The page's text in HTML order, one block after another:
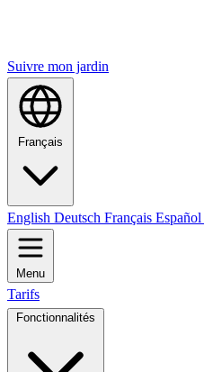
Suivre mon jardin
Français
English Deutsch Français Español
Menu
Tarifs
Fonctionnalités